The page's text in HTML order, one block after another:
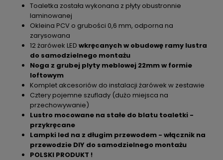
Toaletka została wykonana z płyty obustronnie
laminowanej
Okleina PCV o grubości 0,6 mm, odporna na
zarysowana
12 żarówek LED wkręcanych w obudowę ramy lustra
do samodzielnego montażu
Noga z grubej plyty meblowej 22mm w formie
loftowym
Komplet akcesoriów do instalacji żarówek w zestawie
Cztery pojemne szuflady (dużo miejsca na
przechowywanie)
Lustro mocowane na stałe do blatu toaletki -
przykręcane
Lampki led na z długim przewodem - włącznik na
przewodzie DIY do samodzielnego montażu
POLSKI PRODUKT !